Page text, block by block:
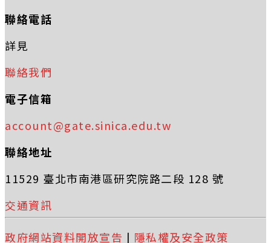
聯絡電話
詳見
聯絡我們
電子信箱
account@gate.sinica.edu.tw
聯絡地址
11529 臺北市南港區研究院路二段 128 號
交通資訊
政府網站資料開放宣告 | 隱私權及安全政策